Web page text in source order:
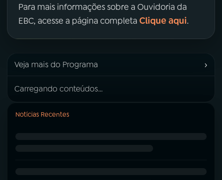
Para mais informações sobre a Ouvidoria da
EBC, acesse a página completa Clique aqui.
Veja mais do Programa ›
Carregando conteúdos...
Notícias Recentes